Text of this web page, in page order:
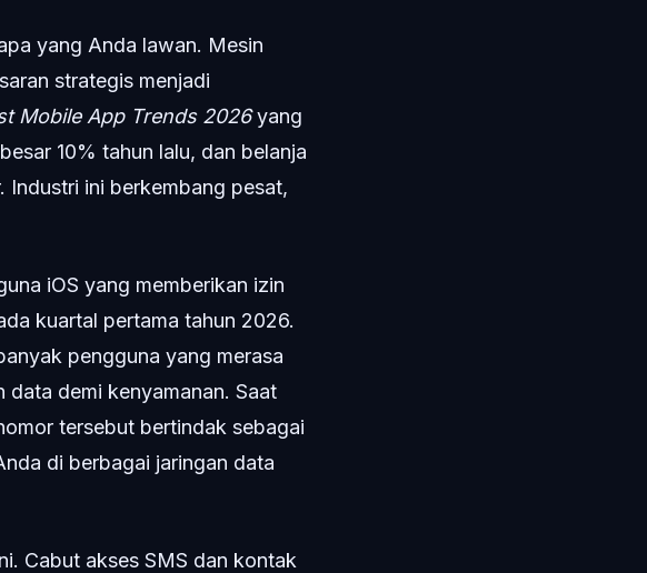
yang Anda lawan. Mesin
strategis menjadi
Mobile App Trends 2026yang
10% tahun lalu, dan belanja
Industri ini berkembang pesat,
iOS yang memberikan izin
kuartal pertama tahun 2026.
pengguna yang merasa
data demi kenyamanan. Saat
tersebut bertindak sebagai
di berbagai jaringan data
Cabut akses SMS dan kontak